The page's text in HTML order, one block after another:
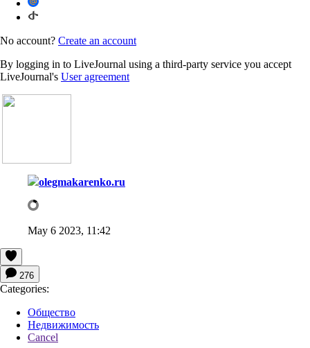
No account? Create an account
By logging in to LiveJournal using a third-party service you accept
LiveJournal's User agreement
olegmakarenko.ru
May 6 2023, 11:42
276
Categories:
Общество
Недвижимость
Cancel